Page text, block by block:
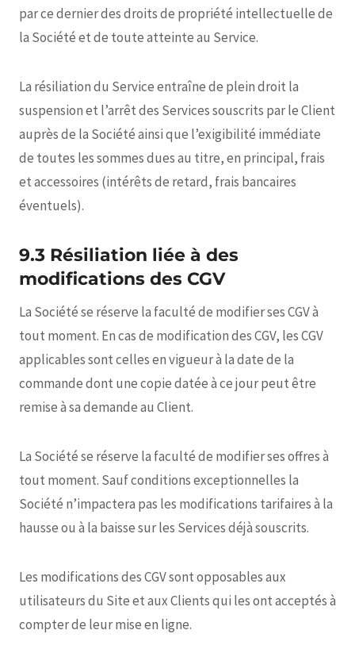
par ce dernier des droits de propriété intellectuelle de
la Société et de toute atteinte au Service.
La résiliation du Service entraîne de plein droit la
suspension et l’arrêt des Services souscrits par le Client
auprès de la Société ainsi que l’exigibilité immédiate
de toutes les sommes dues au titre, en principal, frais
et accessoires (intérêts de retard, frais bancaires
éventuels).
9.3 Résiliation liée à des
modifications des CGV
La Société se réserve la faculté de modifier ses CGV à
tout moment. En cas de modification des CGV, les CGV
applicables sont celles en vigueur à la date de la
commande dont une copie datée à ce jour peut être
remise à sa demande au Client.
La Société se réserve la faculté de modifier ses offres à
tout moment. Sauf conditions exceptionnelles la
Société n’impactera pas les modifications tarifaires à la
hausse ou à la baisse sur les Services déjà souscrits.
Les modifications des CGV sont opposables aux
utilisateurs du Site et aux Clients qui les ont acceptés à
compter de leur mise en ligne.